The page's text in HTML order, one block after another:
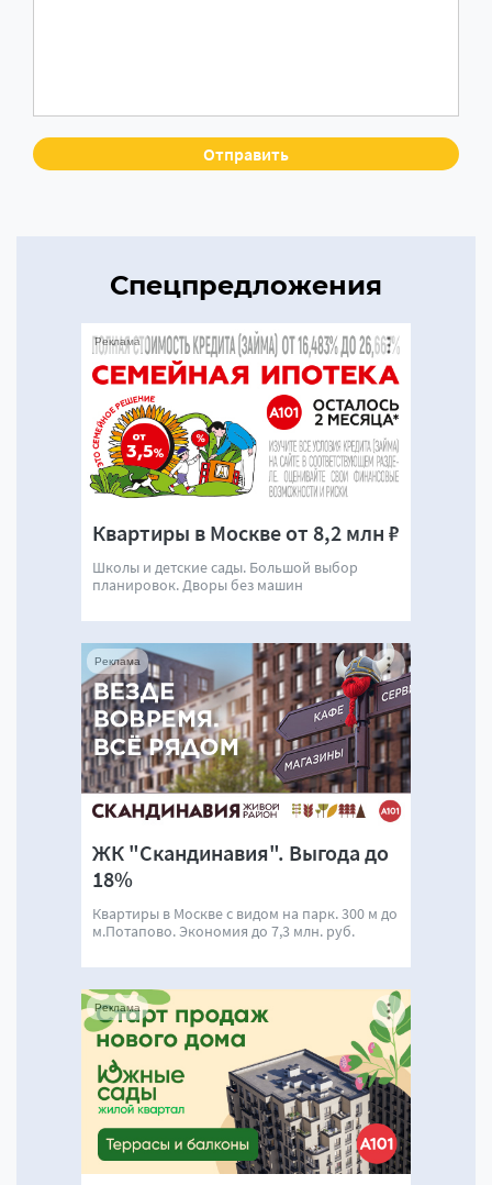
Спецпредложения
Квартиры в Москве от 8,2 млн ₽
Школы и детские сады. Большой выбор
планировок. Дворы без машин
Реклама
ЖК "Скандинавия". Выгода до
18%
Квартиры в Москве с видом на парк. 300 м до
м.Потапово. Экономия до 7,3 млн. руб.
Реклама
Реклама